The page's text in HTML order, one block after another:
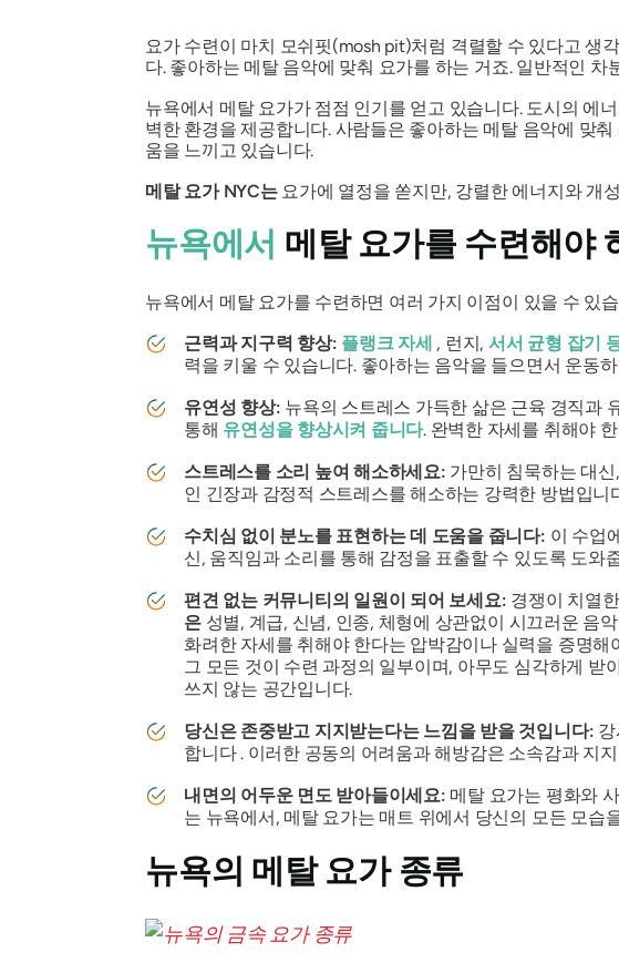
요가 수련이 마치 모쉬핏(mosh pit)처럼 격렬할 수 있다고 생
다. 좋아하는 메탈 음악에 맞춰 요가를 하는 거죠. 일반적인
뉴욕에서 메탈 요가가 점점 인기를 얻고 있습니다. 도시의 에
벽한 환경을 제공합니다. 사람들은 좋아하는 메탈 음악에 맞
움을 느끼고 있습니다.
메탈 요가 NYC는요가에 열정을 쏟지만, 강렬한 에너지와 개
뉴욕에서 메탈 요가를 수련해야
뉴욕에서 메탈 요가를 수련하면 여러 가지 이점이 있을 수 있
근력과 지구력 향상: 플랭크 자세 , 런지,서서 균형 잡기
력을 키울 수 있습니다. 좋아하는 음악을 들으면서 운동
유연성 향상: 뉴욕의 스트레스 가득한 삶은 근육 경직과
통해 유연성을 향상시켜 줍니다. 완벽한 자세를 취해야
스트레스를 소리 높여 해소하세요: 가만히 침묵하는 대
인 긴장과 감정적 스트레스를 해소하는 강력한 방법입니
수치심 없이 분노를 표현하는 데 도움을 줍니다: 이 수업
신, 움직임과 소리를 통해 감정을 표출할 수 있도록 도와
편견 없는 커뮤니티의 일원이 되어 보세요: 경쟁이 치열
은 성별, 계급, 신념, 인종, 체형에 상관없이 시끄러운 음
화려한 자세를 취해야 한다는 압박감이나 실력을 증명
그 모든 것이 수련 과정의 일부이며, 아무도 심각하게
쓰지 않는 공간입니다.
당신은 존중받고 지지받는다는 느낌을 받을 것입니다:
합니다. 이러한 공동의 어려움과 해방감은 소속감과 지
내면의 어두운 면도 받아들이세요: 메탈 요가는 평화와
는 뉴욕에서, 메탈 요가는 매트 위에서 당신의 모든 모습
뉴욕의 메탈 요가 종류